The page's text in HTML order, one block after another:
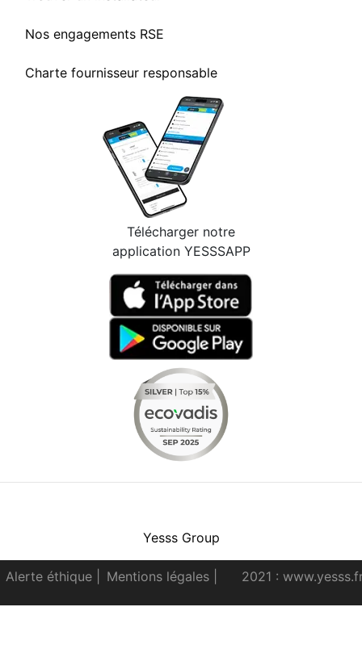
Nos engagements RSE
Charte fournisseur responsable
Télécharger notre
application YESSSAPP
Yesss Group
Alerte éthique Mentions légales 2021 :